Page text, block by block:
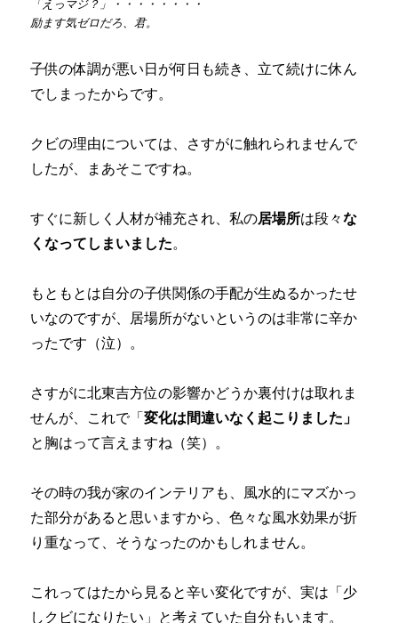
「えっマジ？」・・・・・・・・
励ます気ゼロだろ、君。
子供の体調が悪い日が何日も続き、立て続けに休ん
でしまったからです。
クビの理由については、さすがに触れられませんで
したが、まあそこですね。
すぐに新しく人材が補充され、私の居場所は段々な
くなってしまいました。
もともとは自分の子供関係の手配が生ぬるかったせ
いなのですが、居場所がないというのは非常に辛か
ったです（泣）。
さすがに北東吉方位の影響かどうか裏付けは取れま
せんが、これで「変化は間違いなく起こりました」
と胸はって言えますね（笑）。
その時の我が家のインテリアも、風水的にマズかっ
た部分があると思いますから、色々な風水効果が折
り重なって、そうなったのかもしれません。
これってはたから見ると辛い変化ですが、実は「少
しクビになりたい」と考えていた自分もいます。